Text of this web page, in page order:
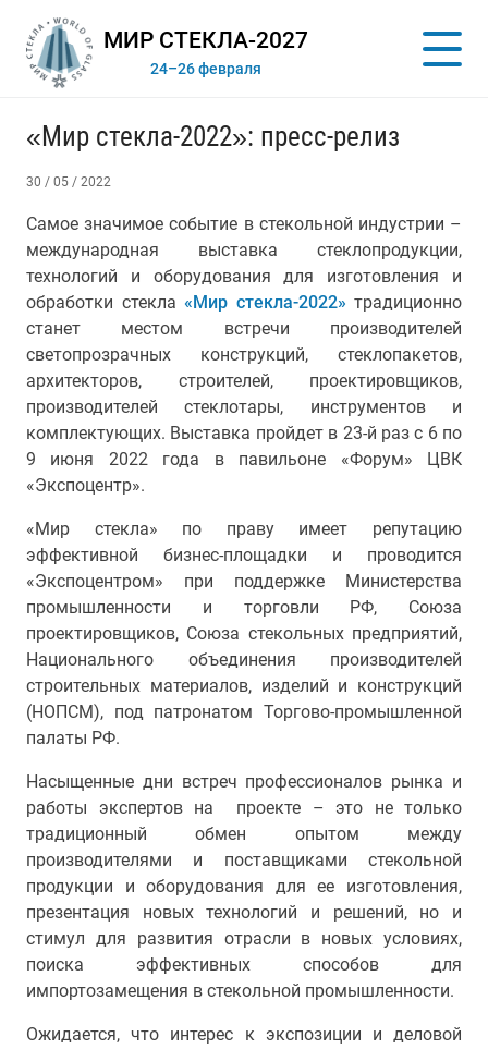
МИР СТЕКЛА-2027
24–26 февраля
«Мир стекла-2022»: пресс-релиз
30 / 05 / 2022
Самое значимое событие в стекольной индустрии –
международная выставка стеклопродукции,
технологий и оборудования для изготовления и
обработки стекла «Мир стекла-2022» традиционно
станет местом встречи производителей
светопрозрачных конструкций, стеклопакетов,
архитекторов, строителей, проектировщиков,
производителей стеклотары, инструментов и
комплектующих. Выставка пройдет в 23-й раз с 6 по
9 июня 2022 года в павильоне «Форум» ЦВК
«Экспоцентр».
«Мир стекла» по праву имеет репутацию
эффективной бизнес-площадки и проводится
«Экспоцентром» при поддержке Министерства
промышленности и торговли РФ, Союза
проектировщиков, Союза стекольных предприятий,
Национального объединения производителей
строительных материалов, изделий и конструкций
(НОПСМ), под патронатом Торгово-промышленной
палаты РФ.
Насыщенные дни встреч профессионалов рынка и
работы экспертов на проекте – это не только
традиционный обмен опытом между
производителями и поставщиками стекольной
продукции и оборудования для ее изготовления,
презентация новых технологий и решений, но и
стимул для развития отрасли в новых условиях,
поиска эффективных способов для
импортозамещения в стекольной промышленности.
Ожидается, что интерес к экспозиции и деловой